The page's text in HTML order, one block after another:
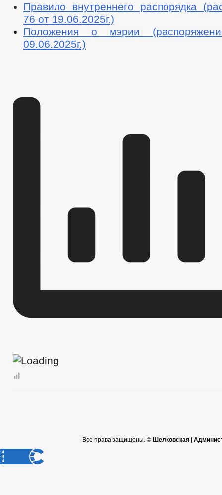
Правило внутреннего распорядка
76 от 19.06.2025г.)
Положения о мэрии
09.06.2025г.)
Все права защищены. ©Шелковская |